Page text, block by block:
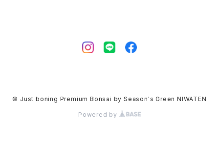
© Just boning Premium Bonsai by Season's Green NIWATEN
Powered by